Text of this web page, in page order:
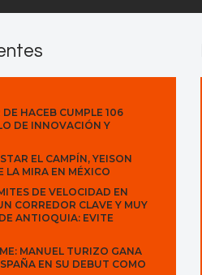
HACEB CUMPLE 106
DE INNOVACIÓN Y
EL CAMPÍN, YEISON
LA MIRA EN MÉXICO
DE VELOCIDAD EN
CORREDOR CLAVE Y MUY
ANTIOQUIA: EVITE
MANUEL TURIZO GANA
EN SU DEBUT COMO